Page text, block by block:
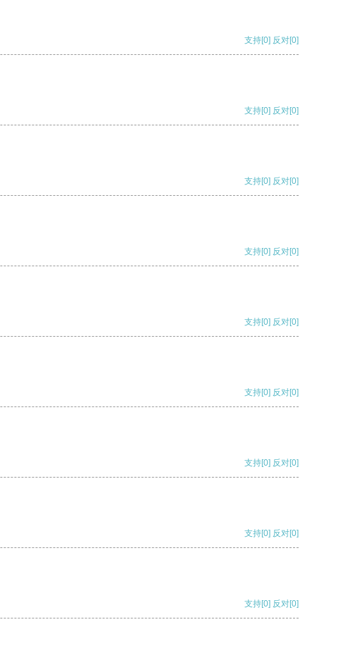
支持[0] 反对[0]
支持[0] 反对[0]
支持[0] 反对[0]
支持[0] 反对[0]
支持[0] 反对[0]
支持[0] 反对[0]
支持[0] 反对[0]
支持[0] 反对[0]
支持[0] 反对[0]